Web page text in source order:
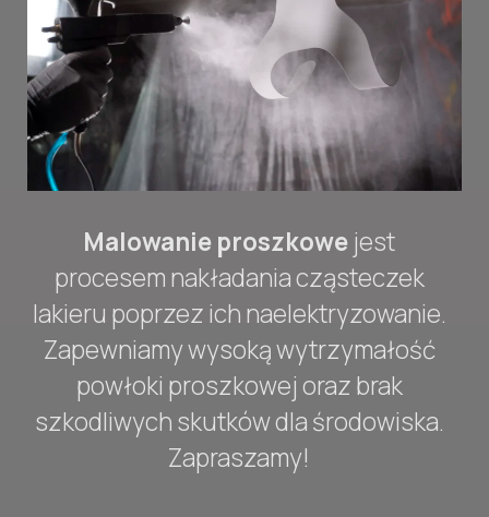
Malowanie proszkowejest
procesem nakładania cząsteczek
lakieru poprzez ich naelektryzowanie.
Zapewniamy wysoką wytrzymałość
powłoki proszkowej oraz brak
szkodliwych skutków dla środowiska.
Zapraszamy!